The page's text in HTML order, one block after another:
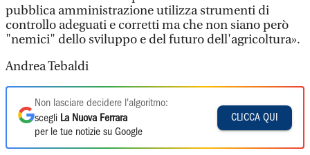
pubblica amministrazione utilizza strumenti di
controllo adeguati e corretti ma che non siano però
"nemici" dello sviluppo e del futuro dell'agricoltura».
Andrea Tebaldi
Non lasciare decidere l'algoritmo:
scegli La Nuova Ferrara
per le tue notizie su Google
CLICCA QUI